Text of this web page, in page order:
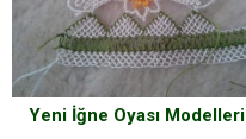
Yeni İğne Oyası Modelleri